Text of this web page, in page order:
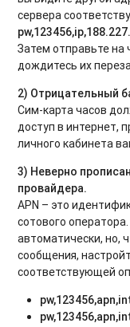
сервера
pw,123456,ip
Затем отправьте на
дождитесь их
2) Отрицательный
Сим-карта часов
доступ в интернет,
личного кабинета
3) Неверно
провайдера.
APN – это
сотового
автоматически, но,
сообщения,
соответствующей